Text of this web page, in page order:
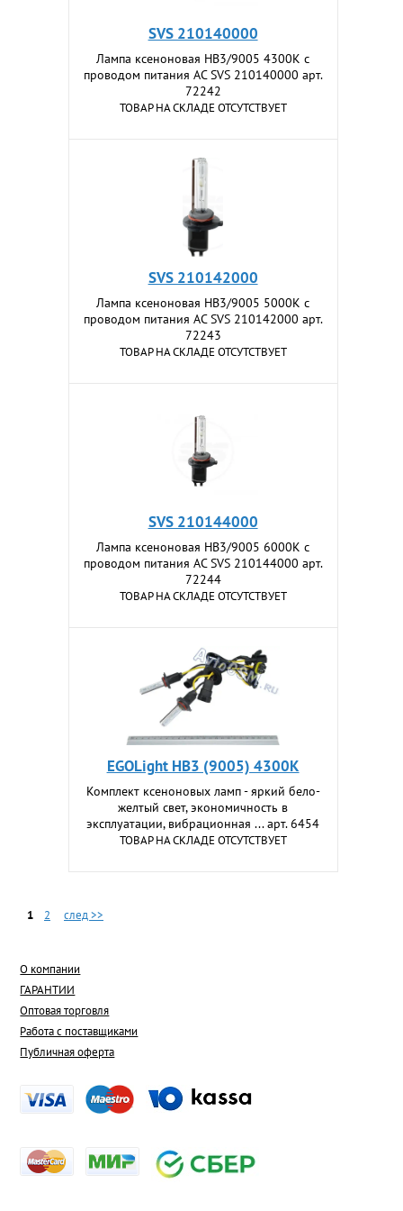
SVS 210140000
Лампа ксеноновая HB3/9005 4300K с
проводом питания АС SVS 210140000 арт.
72242
ТОВАР НА СКЛАДЕ ОТСУТСТВУЕТ
SVS 210142000
Лампа ксеноновая HB3/9005 5000K с
проводом питания АС SVS 210142000 арт.
72243
ТОВАР НА СКЛАДЕ ОТСУТСТВУЕТ
SVS 210144000
Лампа ксеноновая HB3/9005 6000K с
проводом питания АС SVS 210144000 арт.
72244
ТОВАР НА СКЛАДЕ ОТСУТСТВУЕТ
EGOLight HB3 (9005) 4300K
Комплект ксеноновых ламп - яркий бело-
желтый свет, экономичность в
эксплуатации, вибрационная ... арт. 6454
ТОВАР НА СКЛАДЕ ОТСУТСТВУЕТ
1 2 след >>
О компании
ГАРАНТИИ
Оптовая торговля
Работа с поставщиками
Публичная оферта